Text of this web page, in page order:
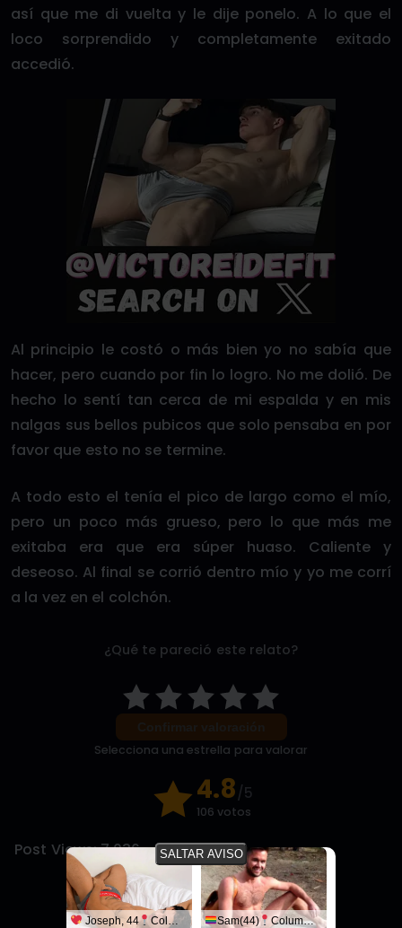
así que me di vuelta y le dije ponelo. A lo que el
loco sorprendido y completamente exitado
accedió.
Al principio le costó o más bien yo no sabía que
hacer, pero cuando por fin lo logro. No me dolió. De
hecho lo sentí tan cerca de mi espalda y en mis
nalgas sus bellos pubicos que solo pensaba en por
favor que esto no se termine.
A todo esto el tenía el pico de largo como el mío,
pero un poco más grueso, pero lo que más me
exitaba era que era súper huaso. Caliente y
deseoso. Al final se corrió dentro mío y yo me corrí
a la vez en el colchón.
¿Qué te pareció este relato?
Selecciona una estrella para valorar
4.8/5
106 votos
Post Views:7.036
Joseph, 44 Columbus Sam(44) Columbus
SALTAR AVISO